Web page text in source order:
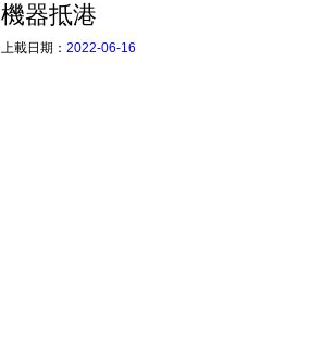
機器抵港
上載日期： 2022-06-16